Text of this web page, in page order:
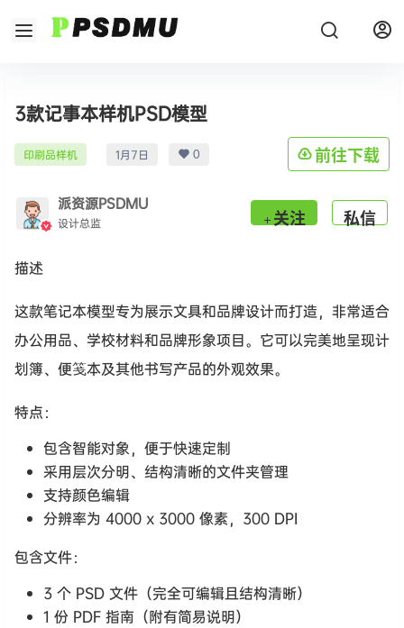
3款记事本样机PSD模型
印刷品样机 1月7日 0 前往下载
派资源PSDMU
设计总监 关注 私信
描述
这款笔记本模型专为展示文具和品牌设计而打造，非常适合
办公用品、学校材料和品牌形象项目。它可以完美地呈现计
划簿、便笺本及其他书写产品的外观效果。
特点：
包含智能对象，便于快速定制
采用层次分明、结构清晰的文件夹管理
支持颜色编辑
分辨率为 4000 x 3000 像素，300 DPI
包含文件：
3 个 PSD 文件（完全可编辑且结构清晰）
1 份 PDF 指南（附有简易说明）